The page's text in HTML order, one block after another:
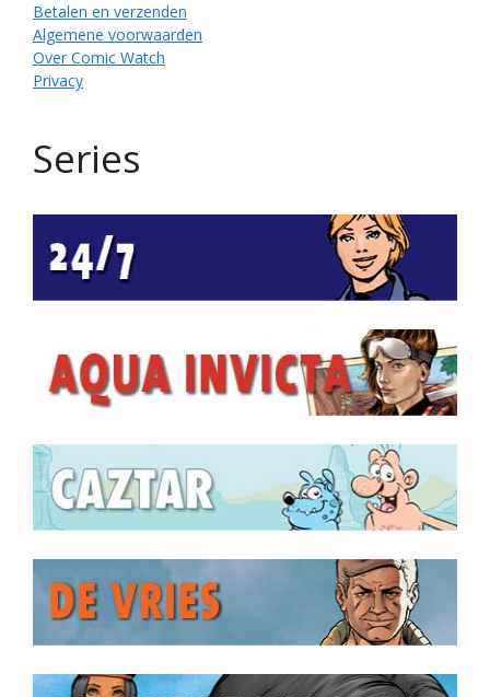
Betalen en verzenden
Algemene voorwaarden
Over Comic Watch
Privacy
Series